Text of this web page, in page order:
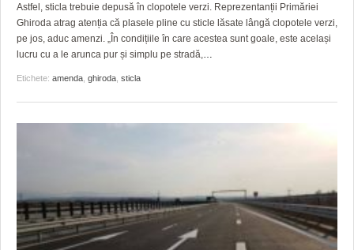
GRĂDINA TAICII DOMNULUI
ZIARISTU’ DE TERASĂ
FINANŢĂRI DE LA A LA Z
CRONICĂ DE FILM
UNDE MERGEM
CLIPURI VIDEO
ACCIDENTE
ANUNŢURI
CULTURA
FILME DOCUMENTARE
CLIPURI VIDEO
Astfel, sticla trebuie depusă în clopotele verzi. Reprezentanții Primăriei
Ghiroda atrag atenția că plasele pline cu sticle lăsate lângă clopotele verzi,
pe jos, aduc amenzi. „În condițiile în care acestea sunt goale, este același
lucru cu a le arunca pur și simplu pe stradă,…
Etichete: amenda ghiroda sticla